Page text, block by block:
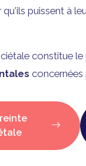
puissent à
constitue le